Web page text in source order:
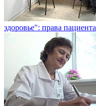
здоровье": права пациента